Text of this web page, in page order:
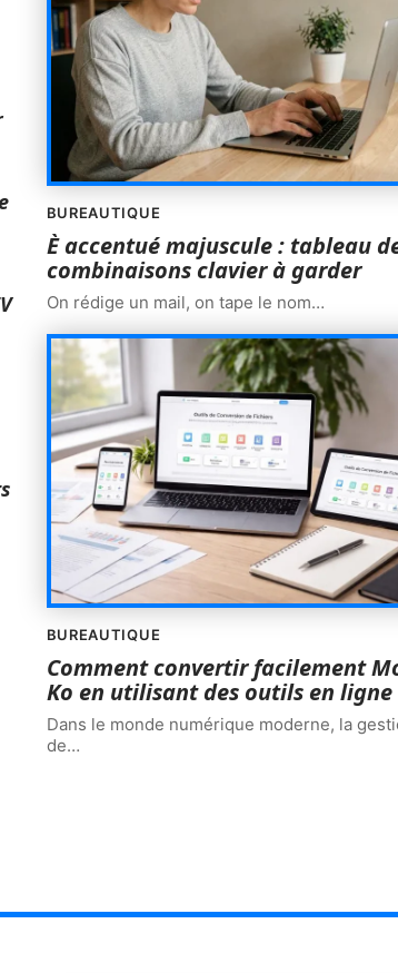
BUREAUTIQUE
È accentué majuscule : tableau
combinaisons clavier à garder
On rédige un mail, on tape le nom…
BUREAUTIQUE
Comment convertir facilement
Ko en utilisant des outils en ligne
Dans le monde numérique moderne, la
de…